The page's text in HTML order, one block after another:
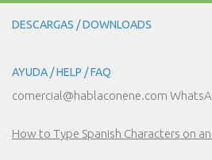
DESCARGAS / DOWNLOADS
AYUDA / HELP / FAQ
comercial@hablaconene.com
How to Type Spanish Characters on